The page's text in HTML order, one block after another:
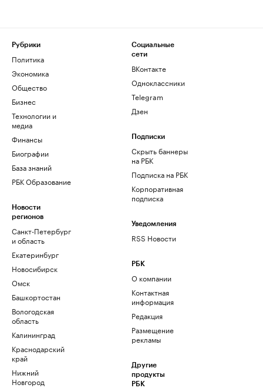
Рубрики
Политика
Экономика
Общество
Бизнес
Технологии и
медиа
Финансы
Биографии
База знаний
РБК Образование
Новости
регионов
Санкт-Петербург
и область
Екатеринбург
Новосибирск
Омск
Башкортостан
Вологодская
область
Калининград
Краснодарский
край
Нижний
Новгород
Социальные
сети
ВКонтакте
Одноклассники
Telegram
Дзен
Подписки
Скрыть баннеры
на РБК
Подписка на РБК
Корпоративная
подписка
Уведомления
RSS Новости
РБК
О компании
Контактная
информация
Редакция
Размещение
рекламы
Другие
продукты
РБК